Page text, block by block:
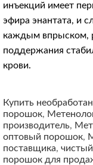
инъекций имеет
эфира энантата, и
каждым впрыском,
поддержания
крови.
Купить
порошок,
производитель,
оптовый порошок,
поставщика,
порошок для